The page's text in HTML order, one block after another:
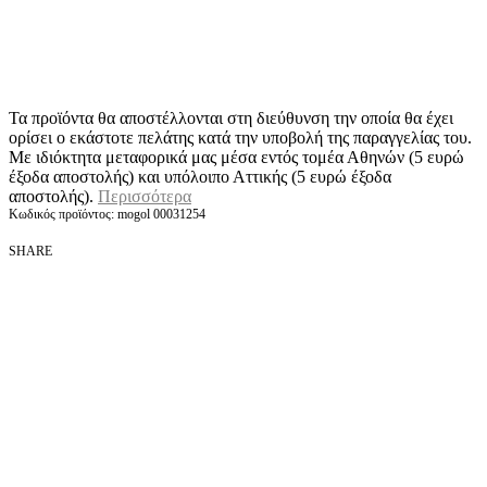
Τα προϊόντα θα αποστέλλονται στη διεύθυνση την οποία θα έχει
ορίσει ο εκάστοτε πελάτης κατά την υποβολή της παραγγελίας του.
Με ιδιόκτητα μεταφορικά μας μέσα εντός τομέα Αθηνών (5 ευρώ
έξοδα αποστολής) και υπόλοιπο Αττικής (5 ευρώ έξοδα
αποστολής). Περισσότερα
mogol 00031254
SHARE